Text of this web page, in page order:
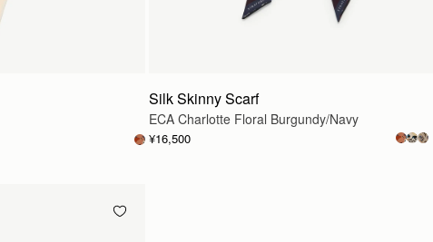
Silk Skinny Scarf
ECA Charlotte Floral Burgundy/Navy
¥16,500